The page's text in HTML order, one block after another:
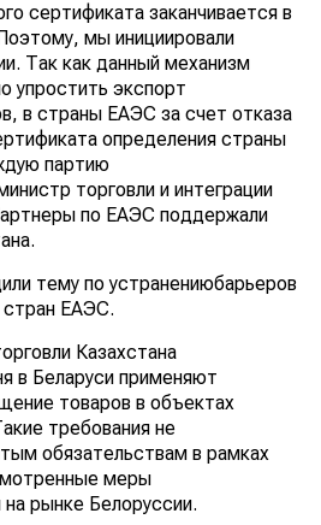
сертификата заканчивается в
мы инициировали
Так как данный механизм
упростить экспорт
в страны ЕАЭС за счет отказа
определения страны
партию
торговли и интеграции
по ЕАЭС поддержали
тему по устранениюбарьеров
стран ЕАЭС.
Казахстана
в Беларуси применяют
товаров в объектах
требования не
обязательствам в рамках
меры
рынке Белоруссии.